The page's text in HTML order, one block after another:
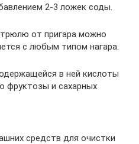
2-3 ложек соды.
от пригара можно
с любым типом нагара.
в ней кислоты
фруктозы и сахарных
средств для очистки